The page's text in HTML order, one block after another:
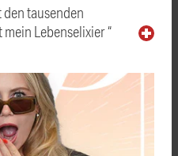
den tausenden
Lebenselixier “